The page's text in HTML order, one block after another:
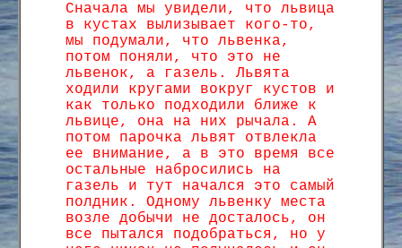
Сначала мы увидели, что львица
в кустах вылизывает кого-то,
мы подумали, что львенка,
потом поняли, что это не
львенок, а газель. Львята
ходили кругами вокруг кустов и
как только подходили ближе к
львице, она на них рычала. А
потом парочка львят отвлекла
ее внимание, а в это время все
остальные набросились на
газель и тут начался это самый
полдник. Одному львенку места
возле добычи не досталось, он
все пытался подобраться, но у